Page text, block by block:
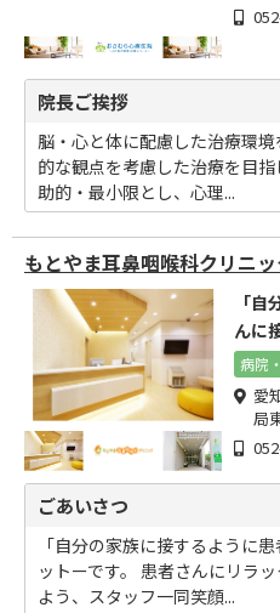
院長ご挨拶
脳・心と体に配慮した治療環境
的な観点を考慮した治療を目
助的・最小限とし、心理...
もとやま耳鼻咽喉科クリニ
「
んに
す。
病院
愛
局
ごあいさつ
「自分の家族に接するように
ットーです。 患者さんにリラ
よう、スタッフ一同笑顔...